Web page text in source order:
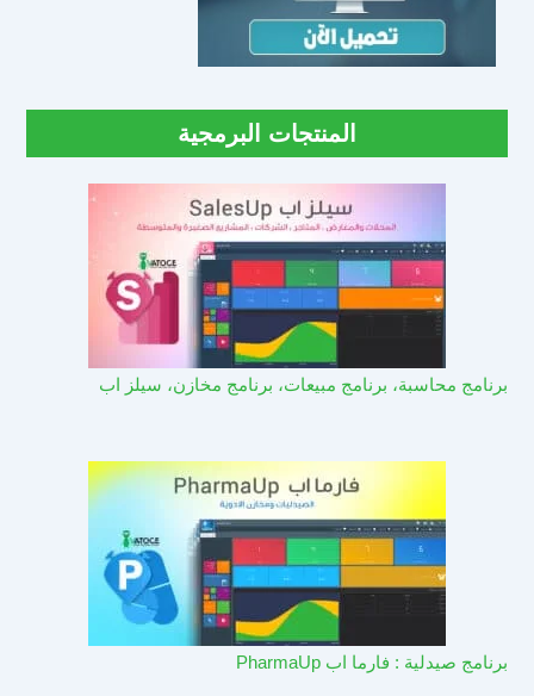
المنتجات البرمجية
برنامج محاسبة، برنامج مبيعات، برنامج مخازن، سيلز اب
برنامج صيدلية : فارما اب PharmaUp​